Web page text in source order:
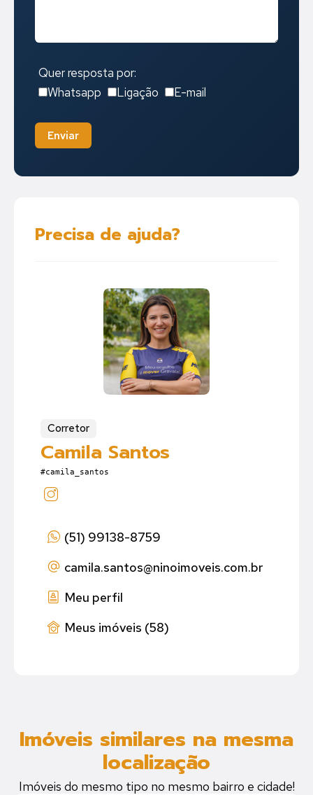
Quer resposta por:
Whatsapp
Ligação E-mail
Enviar
Precisa de ajuda?
Corretor
Camila Santos
#camila_santos
(51) 99138-8759
camila.santos@ninoimoveis.com.br
Meu perfil
Meus imóveis (58)
Imóveis similares na mesma
localização
Imóveis do mesmo tipo no mesmo bairro e cidade!